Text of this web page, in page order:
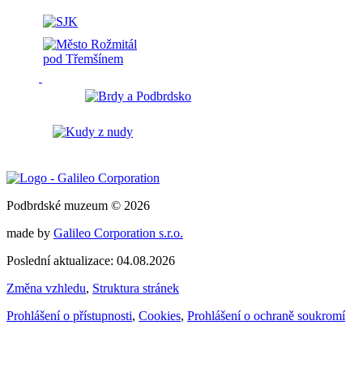
Podbrdské muzeum © 2026
made by Galileo Corporation s.r.o.
Poslední aktualizace: 04.08.2026
Změna vzhledu, Struktura stránek
Prohlášení o přístupnosti, Cookies, Prohlášení o ochraně soukromí